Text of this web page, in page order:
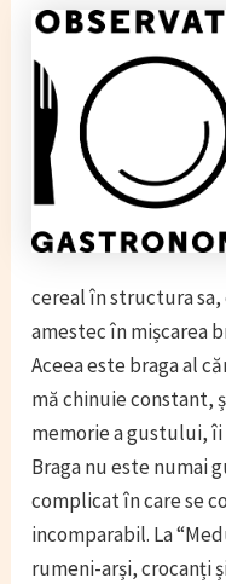
cereal în structura
amestec în mișcarea
Aceea este braga al
mă chinuie constant,
memorie a gustului,
Braga nu este numai
complicat în care se
incomparabil. La
rumeni-arși, crocanți